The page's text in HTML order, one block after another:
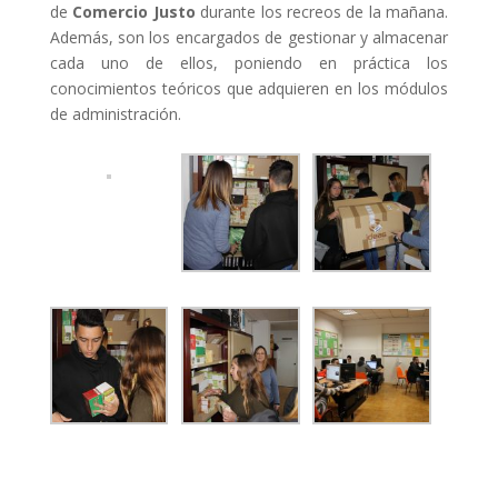
de Comercio Justo durante los recreos de la mañana.
Además, son los encargados de gestionar y almacenar
cada uno de ellos, poniendo en práctica los
conocimientos teóricos que adquieren en los módulos
de administración.